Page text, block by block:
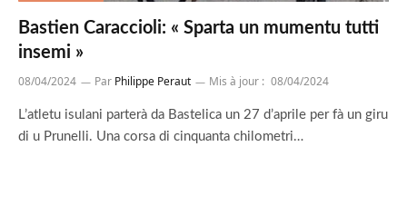
Bastien Caraccioli: « Sparta un mumentu tutti
insemi »
08/04/2024 Par Philippe Peraut Mis à jour : 08/04/2024
L’atletu isulani parterà da Bastelica un 27 d’aprile per fà un giru
di u Prunelli. Una corsa di cinquanta chilometri…